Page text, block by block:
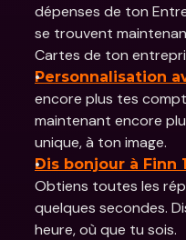
dépenses de ton
se trouvent
Cartes de ton
Personnalisation
encore plus tes
maintenant encore
unique, à ton image.
Dis bonjour à Finn
Obtiens toutes les
quelques secondes.
heure, où que tu sois.